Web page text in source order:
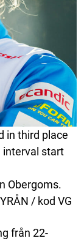
in third place
interval start
Obergoms.
/ kod VG
från 22-